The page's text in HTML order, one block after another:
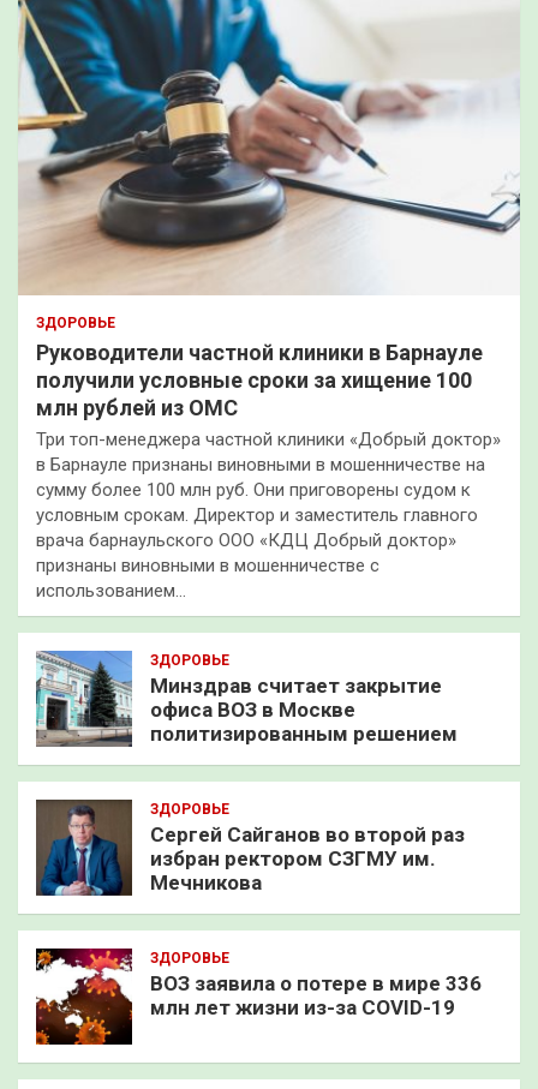
ЗДОРОВЬЕ
Руководители частной клиники в Барнауле
получили условные сроки за хищение 100
млн рублей из ОМС
Три топ-менеджера частной клиники «Добрый доктор»
в Барнауле признаны виновными в мошенничестве на
сумму более 100 млн руб. Они приговорены судом к
условным срокам. Директор и заместитель главного
врача барнаульского ООО «КДЦ Добрый доктор»
признаны виновными в мошенничестве с
использованием…
ЗДОРОВЬЕ
Минздрав считает закрытие
офиса ВОЗ в Москве
политизированным решением
ЗДОРОВЬЕ
Сергей Сайганов во второй раз
избран ректором СЗГМУ им.
Мечникова
ЗДОРОВЬЕ
ВОЗ заявила о потере в мире 336
млн лет жизни из-за COVID-19